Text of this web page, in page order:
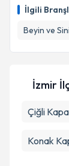
İlgili
Beyin ve
İzmir
Çiğli
Konak